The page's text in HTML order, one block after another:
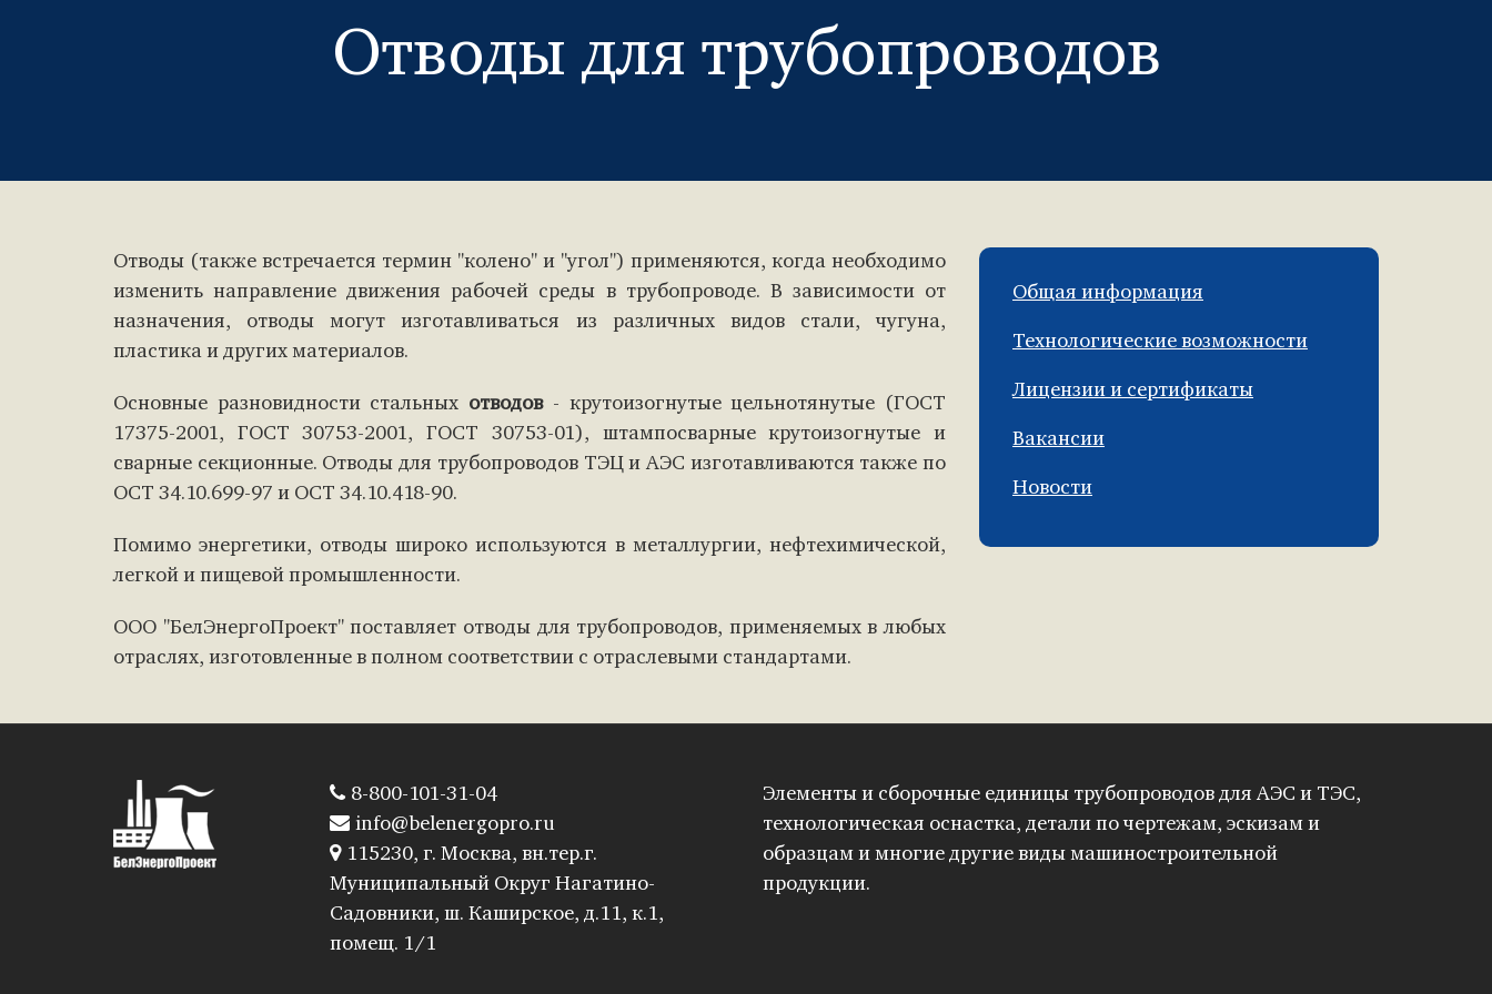
Отводы для трубопроводов
Отводы (также встречается термин "колено" и "угол") применяются, когда необходимо
изменить направление движения рабочей среды в трубопроводе. В зависимости от
назначения, отводы могут изготавливаться из различных видов стали, чугуна,
пластика и других материалов.
Основные разновидности стальных отводов- крутоизогнутые цельнотянутые (ГОСТ
17375-2001, ГОСТ 30753-2001, ГОСТ 30753-01), штампосварные крутоизогнутые и
сварные секционные. Отводы для трубопроводов ТЭЦ и АЭС изготавливаются также по
ОСТ 34.10.699-97 и ОСТ 34.10.418-90.
Помимо энергетики, отводы широко используются в металлургии, нефтехимической,
легкой и пищевой промышленности.
ООО "БелЭнергоПроект" поставляет отводы для трубопроводов, применяемых в любых
отраслях, изготовленные в полном соответствии с отраслевыми стандартами.
Общая информация
Технологические возможности
Лицензии и сертификаты
Вакансии
Новости
8-800-101-31-04
info@belenergopro.ru
115230, г. Москва, вн.тер.г.
Муниципальный Округ Нагатино-
Садовники, ш. Каширское, д.11, к.1,
помещ. 1/1
Элементы и сборочные единицы трубопроводов для АЭС и ТЭС,
технологическая оснастка, детали по чертежам, эскизам и
образцам и многие другие виды машиностроительной
продукции.